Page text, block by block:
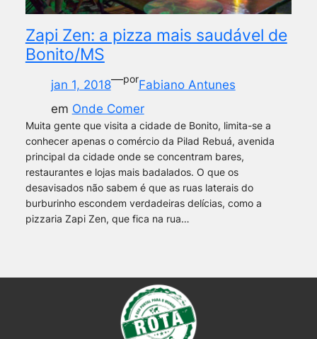
Zapi Zen: a pizza mais saudável de
Bonito/MS
jan 1, 2018—porFabiano Antunes
em Onde Comer
Muita gente que visita a cidade de Bonito, limita-se a
conhecer apenas o comércio da Pilad Rebuá, avenida
principal da cidade onde se concentram bares,
restaurantes e lojas mais badalados. O que os
desavisados não sabem é que as ruas laterais do
burburinho escondem verdadeiras delícias, como a
pizzaria Zapi Zen, que fica na rua…